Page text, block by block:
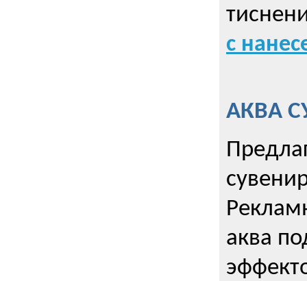
с
АКВА
аква